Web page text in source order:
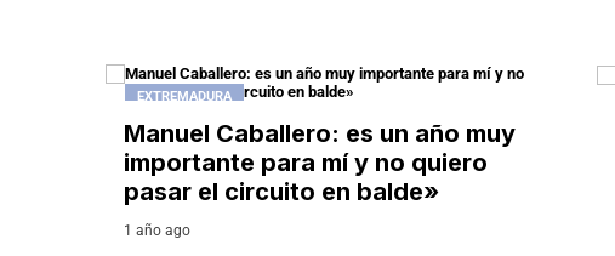
EXTREMADURA
Manuel Caballero: es un año muy
importante para mí y no quiero
pasar el circuito en balde»
1 año ago